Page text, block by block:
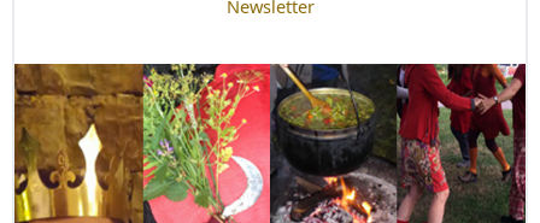
Newsletter